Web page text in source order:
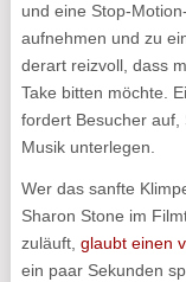
und eine Stop-
aufnehmen und zu
derart reizvoll, dass
Take bitten möchte.
fordert Besucher auf,
Musik unterlegen.
Wer das sanfte
Sharon Stone im
zuläuft, glaubt einen
ein paar Sekunden